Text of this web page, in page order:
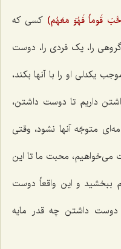
قَوماً فَهُوَ مَعَهُم) کسی که
را، یک فردی را، دوست
یکدلی او را با آنها بکند،
داریم تا دوست داشتن،
متوجّه آنها نشود، وقتی
محبت ما تا این
ببخشید و این واقعاً دوست
داشتن چه قدر مایه